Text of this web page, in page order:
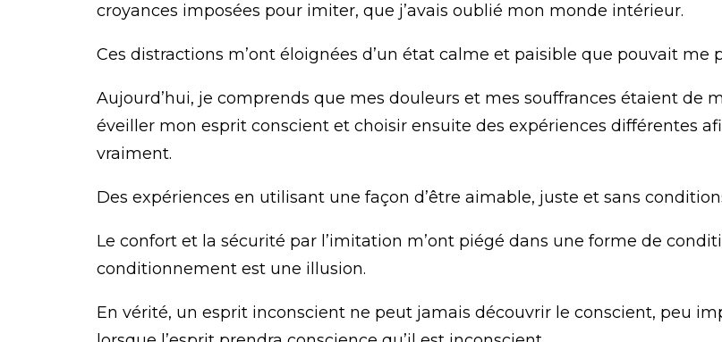
croyances imposées pour imiter, que j’avais oublié mon monde intérieur.
Ces distractions m’ont éloignées d’un état calme et paisible que pouvait me
Aujourd’hui, je comprends que mes douleurs et mes souffrances étaient de
éveiller mon esprit conscient et choisir ensuite des expériences différentes
vraiment.
Des expériences en utilisant une façon d’être aimable, juste et sans
Le confort et la sécurité par l’imitation m’ont piégé dans une forme de
conditionnement est une illusion.
En vérité, un esprit inconscient ne peut jamais découvrir le conscient, peu